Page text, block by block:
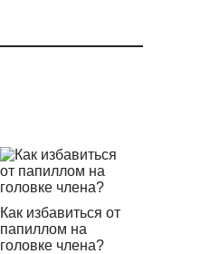
Как избавиться от
папиллом на
головке члена?